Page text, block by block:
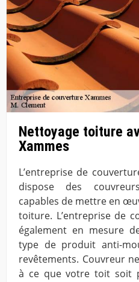
Nettoyage toiture
Xammes
L’entreprise de
dispose des
capables de mettre en
toiture. L’entreprise de
également en mesure
type de produit anti-
revêtements. Couvreur
à ce que votre toit soit